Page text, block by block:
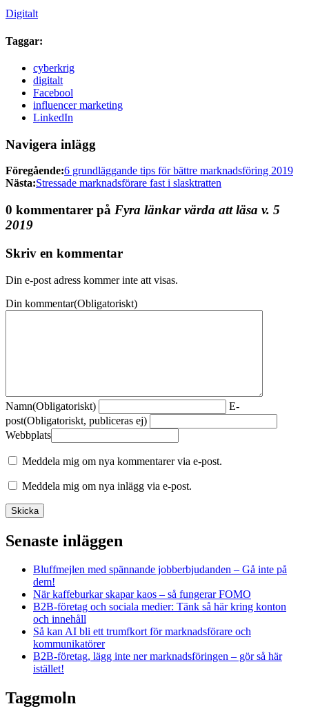
Digitalt
Taggar:
cyberkrig
digitalt
Facebool
influencer marketing
LinkedIn
Navigera inlägg
Föregående:6 grundläggande tips för bättre marknadsföring 2019
Nästa:Stressade marknadsförare fast i slasktratten
0 kommentarer på Fyra länkar värda att läsa v. 5
2019
Skriv en kommentar
Din e-post adress kommer inte att visas.
Din kommentar(Obligatoriskt)
Namn(Obligatoriskt)
E-
post(Obligatoriskt, publiceras ej)
Webbplats
Meddela mig om nya kommentarer via e-post.
Meddela mig om nya inlägg via e-post.
Senaste inläggen
Bluffmejlen med spännande jobberbjudanden – Gå inte på
dem!
När kaffeburkar skapar kaos – så fungerar FOMO
B2B-företag och sociala medier: Tänk så här kring konton
och innehåll
Så kan AI bli ett trumfkort för marknadsförare och
kommunikatörer
B2B-företag, lägg inte ner marknadsföringen – gör så här
istället!
Taggmoln